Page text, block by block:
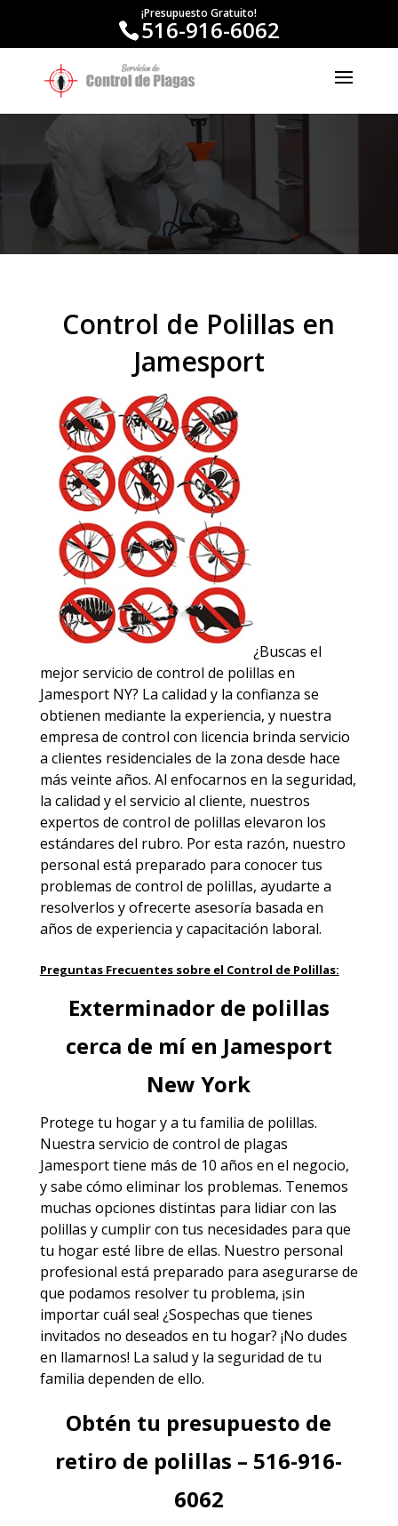
¡Presupuesto Gratuito!
516-916-6062
Control de Polillas en
Jamesport
¿Buscas el
mejor servicio de control de polillas en
Jamesport NY? La calidad y la confianza se
obtienen mediante la experiencia, y nuestra
empresa de control con licencia brinda servicio
a clientes residenciales de la zona desde hace
más veinte años. Al enfocarnos en la seguridad,
la calidad y el servicio al cliente, nuestros
expertos de control de polillas elevaron los
estándares del rubro. Por esta razón, nuestro
personal está preparado para conocer tus
problemas de control de polillas, ayudarte a
resolverlos y ofrecerte asesoría basada en
años de experiencia y capacitación laboral.
Preguntas Frecuentes sobre el Control de Polillas:
Exterminador de polillas
cerca de mí en Jamesport
New York
Protege tu hogar y a tu familia de polillas.
Nuestra servicio de control de plagas
Jamesporttiene más de 10 años en el negocio,
y sabe cómo eliminar los problemas. Tenemos
muchas opciones distintas para lidiar con las
polillas y cumplir con tus necesidades para que
tu hogar esté libre de ellas. Nuestro personal
profesional está preparado para asegurarse de
que podamos resolver tu problema, ¡sin
importar cuál sea! ¿Sospechas que tienes
invitados no deseados en tu hogar? ¡No dudes
en llamarnos! La salud y la seguridad de tu
familia dependen de ello.
Obtén tu presupuesto de
retiro de polillas – 516-916-
6062